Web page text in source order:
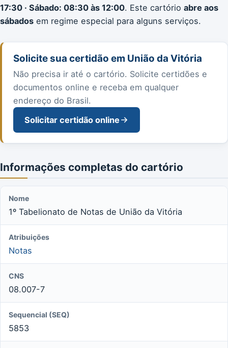
17:30 · Sábado: 08:30 às 12:00. Este cartório abre aos
sábados em regime especial para alguns serviços.
Solicite sua certidão em União da Vitória
Não precisa ir até o cartório. Solicite certidões e
documentos online e receba em qualquer
endereço do Brasil.
Solicitar certidão online
Informações completas do cartório
Nome
1º Tabelionato de Notas de União da Vitória
Atribuições
Notas
CNS
08.007-7
Sequencial (SEQ)
5853